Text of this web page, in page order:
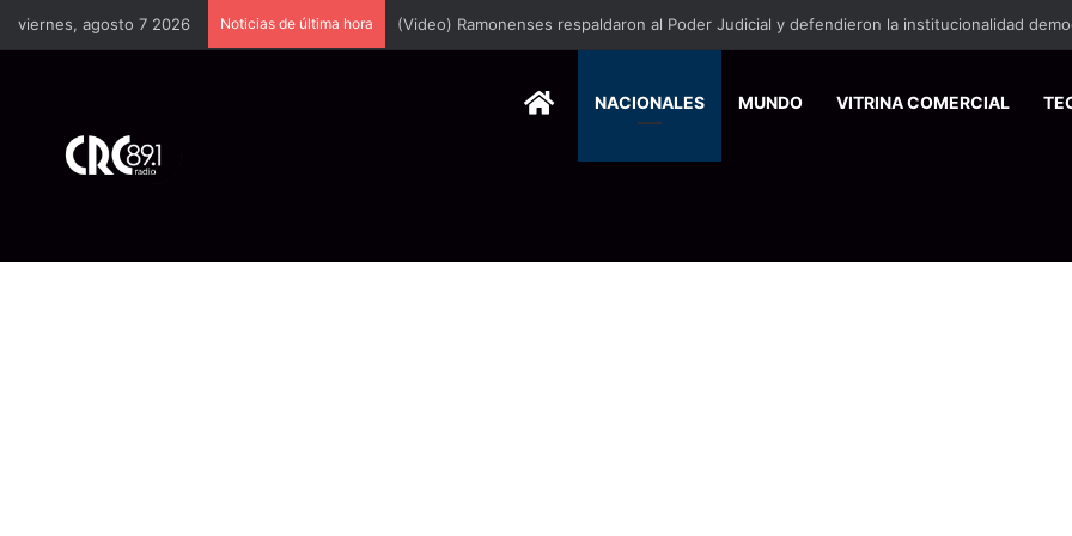
viernes, agosto 7 2026 Noticias de última hora
HOMENACIONALES MUNDO VITRINA COMERCIAL